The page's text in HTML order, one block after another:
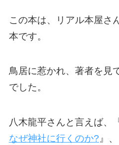
この本は、リアル本屋さ
本です。
鳥居に惹かれ、著者を見
でした。
八木龍平さんと言えば、
なぜ神社に行くのか? 』